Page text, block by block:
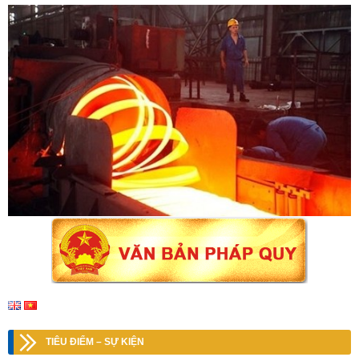
TIÊU ĐIỂM – SỰ KIỆN